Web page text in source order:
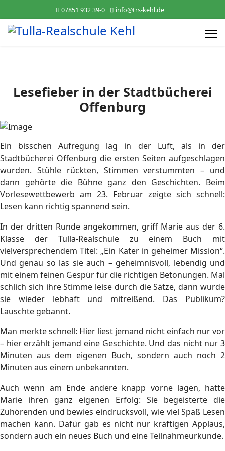
07851 932 39-0 info@trs-kehl.de
Lesefieber in der Stadtbücherei
Offenburg
Ein bisschen Aufregung lag in der Luft, als in der
Stadtbücherei Offenburg die ersten Seiten aufgeschlagen
wurden. Stühle rückten, Stimmen verstummten – und
dann gehörte die Bühne ganz den Geschichten. Beim
Vorlesewettbewerb am 23. Februar zeigte sich schnell:
Lesen kann richtig spannend sein.
In der dritten Runde angekommen, griff Marie aus der 6.
Klasse der Tulla-Realschule zu einem Buch mit
vielversprechendem Titel: „Ein Kater in geheimer Mission“.
Und genau so las sie auch – geheimnisvoll, lebendig und
mit einem feinen Gespür für die richtigen Betonungen. Mal
schlich sich ihre Stimme leise durch die Sätze, dann wurde
sie wieder lebhaft und mitreißend. Das Publikum?
Lauschte gebannt.
Man merkte schnell: Hier liest jemand nicht einfach nur vor
– hier erzählt jemand eine Geschichte. Und das nicht nur 3
Minuten aus dem eigenen Buch, sondern auch noch 2
Minuten aus einem unbekannten.
Auch wenn am Ende andere knapp vorne lagen, hatte
Marie ihren ganz eigenen Erfolg: Sie begeisterte die
Zuhörenden und bewies eindrucksvoll, wie viel Spaß Lesen
machen kann. Dafür gab es nicht nur kräftigen Applaus,
sondern auch ein neues Buch und eine Teilnahmeurkunde.